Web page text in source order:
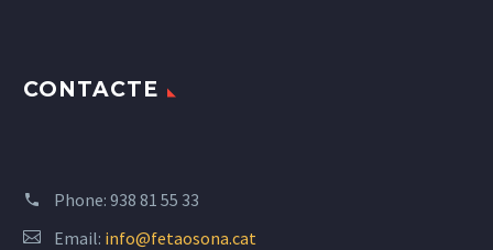
CONTACTE
Phone: 938 81 55 33
Email: info@fetaosona.cat